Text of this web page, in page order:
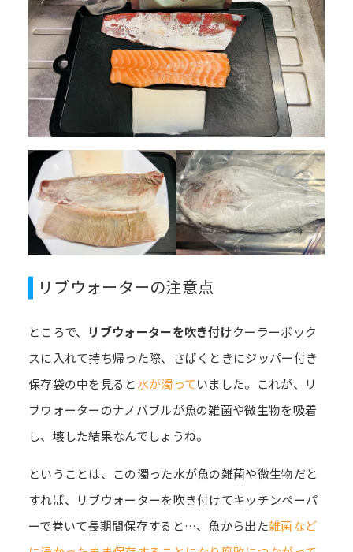
リブウォーターの注意点
ところで、 リブウォーターを吹き付けクーラーボック
スに入れて持ち帰った際、さばくときにジッパー付き
保存袋の中を見ると水が濁っていました。これが、リ
ブウォーターのナノバブルが魚の雑菌や微生物を吸着
し、壊した結果なんでしょうね。
ということは、この濁った水が魚の雑菌や微生物だと
すれば、リブウォーターを吹き付けてキッチンペーパ
ーで巻いて長期間保存すると…、魚から出た雑菌など